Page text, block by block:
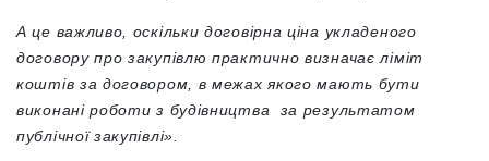
А це важливо, оскільки договірна ціна укладеного
договору про закупівлю практично визначає ліміт
коштів за договором, в межах якого мають бути
виконані роботи з будівництва за результатом
публічної закупівлі».